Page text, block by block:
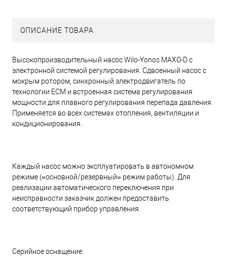
ОПИСАНИЕ ТОВАРА
Высокопроизводительный насос Wilo-Yonos MAXO-D с
электронной системой регулирования. Сдвоенный насос с
мокрым ротором, синхронный электродвигатель по
технологии ECM и встроенная система регулирования
мощности для плавного регулирования перепада давления.
Применяется во всех системах отопления, вентиляции и
кондиционирования.
Каждый насос можно эксплуатировать в автономном
режиме («основной/резервный» режим работы). Для
реализации автоматического переключения при
неисправности заказчик должен предоставить
соответствующий прибор управления.
Серийное оснащение: